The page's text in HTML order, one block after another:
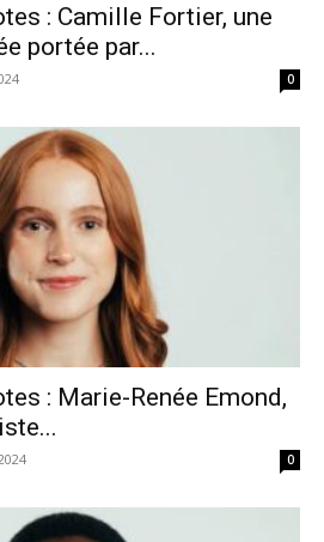
: Camille Fortier, une
portée par...
0
: Marie-Renée Emond,
0